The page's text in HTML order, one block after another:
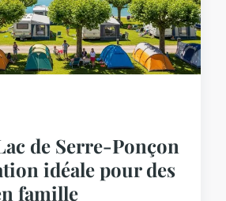
de Serre-Ponçon
idéale pour des
famille